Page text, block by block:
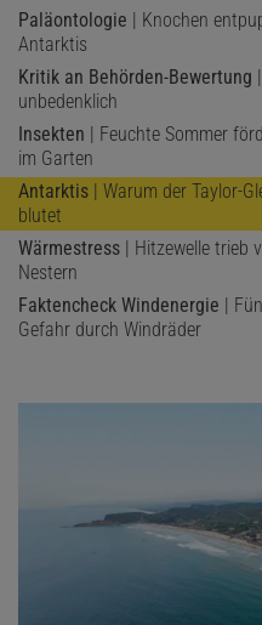
Paläontologie | Knochen
Antarktis
Kritik an Behörden-Bewertung
unbedenklich
Insekten | Feuchte Sommer
im Garten
Antarktis | Warum der Taylor-
blutet
Wärmestress | Hitzewelle trieb
Nestern
Faktencheck Windenergie |
Gefahr durch Windräder